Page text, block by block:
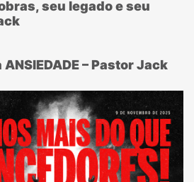
seu legado e seu
ANSIEDADE – Pastor Jack